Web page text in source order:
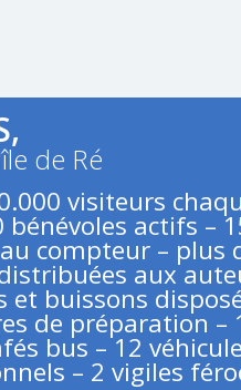
de Ré
visiteurs
bénévoles actifs –
compteur – plus
aux
et buissons
de préparation
bus – 12
– 2 vigiles